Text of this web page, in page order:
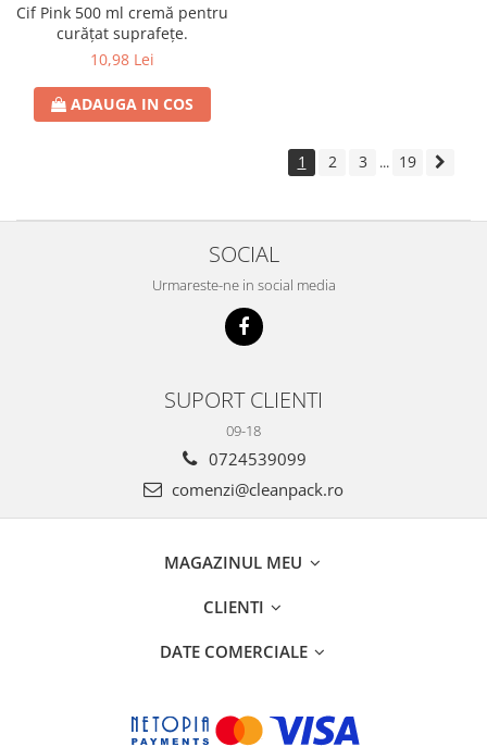
Cif Pink 500 ml cremă pentru
curățat suprafețe.
10,98 Lei
ADAUGA IN COS
1 2 3 ... 19
SOCIAL
Urmareste-ne in social media
SUPORT CLIENTI
09-18
0724539099
comenzi@cleanpack.ro
MAGAZINUL MEU
CLIENTI
DATE COMERCIALE